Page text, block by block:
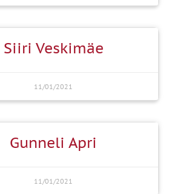
Siiri Veskimäe
11/01/2021
Gunneli Apri
11/01/2021